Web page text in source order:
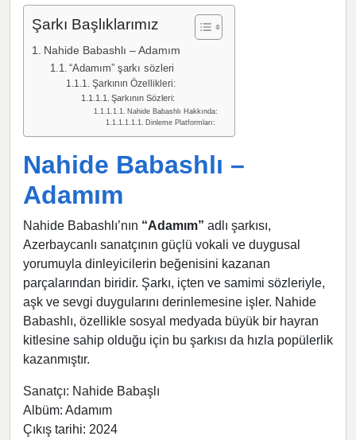
Şarkı Başlıklarımız
Nahide Babashlı – Adamım
“Adamım” şarkı sözleri
Şarkının Özellikleri:
Şarkının Sözleri:
Nahide Babashlı Hakkında:
Dinleme Platformları:
Nahide Babashlı –
Adamım
Nahide Babashlı’nın “Adamım” adlı şarkısı,
Azerbaycanlı sanatçının güçlü vokali ve duygusal
yorumuyla dinleyicilerin beğenisini kazanan
parçalarından biridir. Şarkı, içten ve samimi sözleriyle,
aşk ve sevgi duygularını derinlemesine işler. Nahide
Babashlı, özellikle sosyal medyada büyük bir hayran
kitlesine sahip olduğu için bu şarkısı da hızla popülerlik
kazanmıştır.
Sanatçı: Nahide Babaşlı
Albüm: Adamım
Çıkış tarihi: 2024